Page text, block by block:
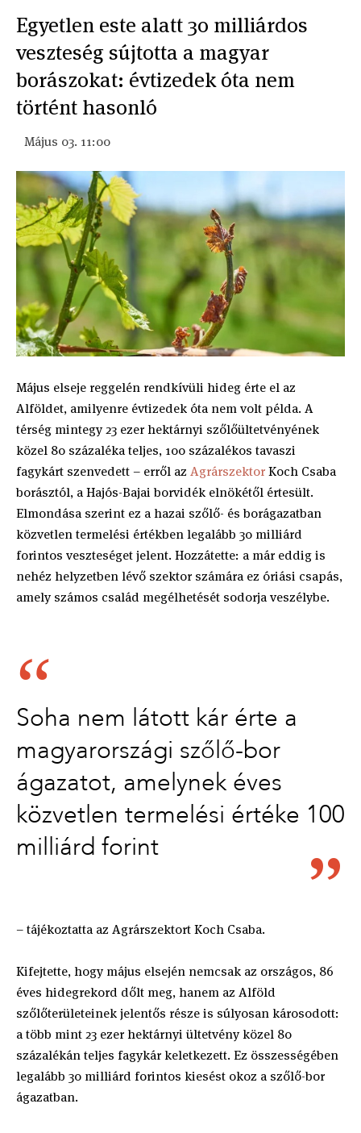
Egyetlen este alatt 30 milliárdos
veszteség sújtotta a magyar
borászokat: évtizedek óta nem
történt hasonló
Május 03. 11:00
Május elseje reggelén rendkívüli hideg érte el az
Alföldet, amilyenre évtizedek óta nem volt példa. A
térség mintegy 23 ezer hektárnyi szőlőültetvényének
közel 80 százaléka teljes, 100 százalékos tavaszi
fagykárt szenvedett – erről az AgrárszektorKoch Csaba
borásztól, a Hajós-Bajai borvidék elnökétől értesült.
Elmondása szerint ez a hazai szőlő- és borágazatban
közvetlen termelési értékben legalább 30 milliárd
forintos veszteséget jelent. Hozzátette: a már eddig is
nehéz helyzetben lévő szektor számára ez óriási csapás,
amely számos család megélhetését sodorja veszélybe.
Soha nem látott kár érte a
magyarországi szőlő-bor
ágazatot, amelynek éves
közvetlen termelési értéke 100
milliárd forint
– tájékoztatta az Agrárszektort Koch Csaba.
Kifejtette, hogy május elsején nemcsak az országos, 86
éves hidegrekord dőlt meg, hanem az Alföld
szőlőterületeinek jelentős része is súlyosan károsodott:
a több mint 23 ezer hektárnyi ültetvény közel 80
százalékán teljes fagykár keletkezett. Ez összességében
legalább 30 milliárd forintos kiesést okoz a szőlő-bor
ágazatban.